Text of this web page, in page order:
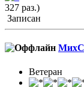
327 раз.)
Записан
Ветеран